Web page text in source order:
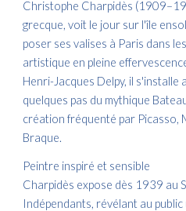
Christophe Charpidès
grecque, voit le jour sur l'île
poser ses valises à Paris dans
artistique en pleine
Henri-Jacques Delpy, il
quelques pas du mythique
création fréquenté par Picasso,
Braque.
Peintre inspiré et sensible
Charpidès expose dès 1939 au
Indépendants, révélant au